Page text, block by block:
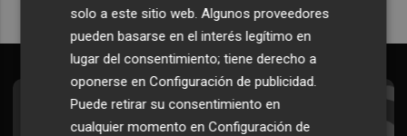
Suscríbete al Boletín
solo a este sitio web. Algunos proveedores
pueden basarse en el interés legítimo en
lugar del consentimiento; tiene derecho a
oponerse enConfiguración de publicidad.
Puede retirar su consentimiento en
cualquier momento enConfiguración de